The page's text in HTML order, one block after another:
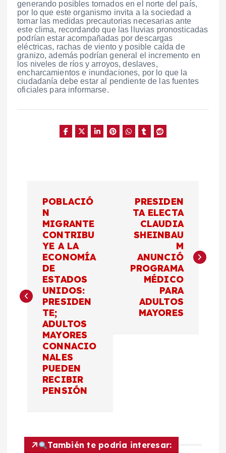
generando posibles tornados en el norte del país,
por lo que este organismo invita a la sociedad a
tomar las medidas precautorias necesarias ante
este clima, recordando que las lluvias pronosticadas
podrían estar acompañadas por descargas
eléctricas, rachas de viento y posible caída de
granizo, además podrían general el incremento en
los niveles de ríos y arroyos, deslaves,
encharcamientos e inundaciones, por lo que la
ciudadanía debe estar al pendiente de las fuentes
oficiales para informarse.
g
d
POBLACIÓ
N
MIGRANTE
CONTRIBU
YE A LA
ECONOMÍA
DE
ESTADOS
UNIDOS:
PRESIDEN
TE;
ADULTOS
MAYORES
CONNACIO
NALES
PUEDEN
RECIBIR
PENSIÓN
PRESIDEN
TA ELECTA
CLAUDIA
SHEINBAU
M
ANUNCIÓ
PROGRAMA
MÉDICO
PARA
ADULTOS
MAYORES
También te podría interesar: